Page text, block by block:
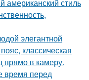
американский стиль
элегантной
классическая
прямо в камеру.
время перед